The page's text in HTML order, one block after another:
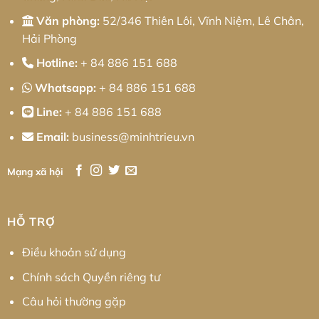
Văn phòng: 52/346 Thiên Lôi, Vĩnh Niệm, Lê Chân,
Hải Phòng
Hotline: + 84 886 151 688
Whatsapp: + 84 886 151 688
Line: + 84 886 151 688
Email: business@minhtrieu.vn
Mạng xã hội
HỖ TRỢ
Điều khoản sử dụng
Chính sách Quyền riêng tư
Câu hỏi thường gặp